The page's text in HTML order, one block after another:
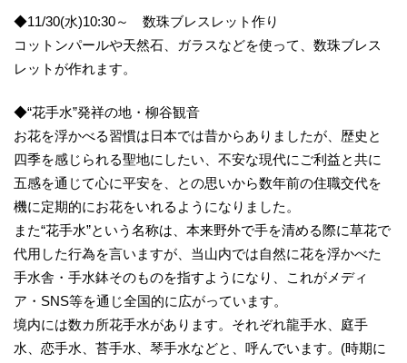
◆11/30(水)10:30～ 数珠ブレスレット作り
コットンパールや天然石、ガラスなどを使って、数珠ブレス
レットが作れます。
◆“花手水”発祥の地・柳谷観音
お花を浮かべる習慣は日本では昔からありましたが、歴史と
四季を感じられる聖地にしたい、不安な現代にご利益と共に
五感を通じて心に平安を、との思いから数年前の住職交代を
機に定期的にお花をいれるようになりました。
また“花手水”という名称は、本来野外で手を清める際に草花で
代用した行為を言いますが、当山内では自然に花を浮かべた
手水舎・手水鉢そのものを指すようになり、これがメディ
ア・SNS等を通じ全国的に広がっています。
境内には数カ所花手水があります。それぞれ龍手水、庭手
水、恋手水、苔手水、琴手水などと、呼んでいます。(時期に